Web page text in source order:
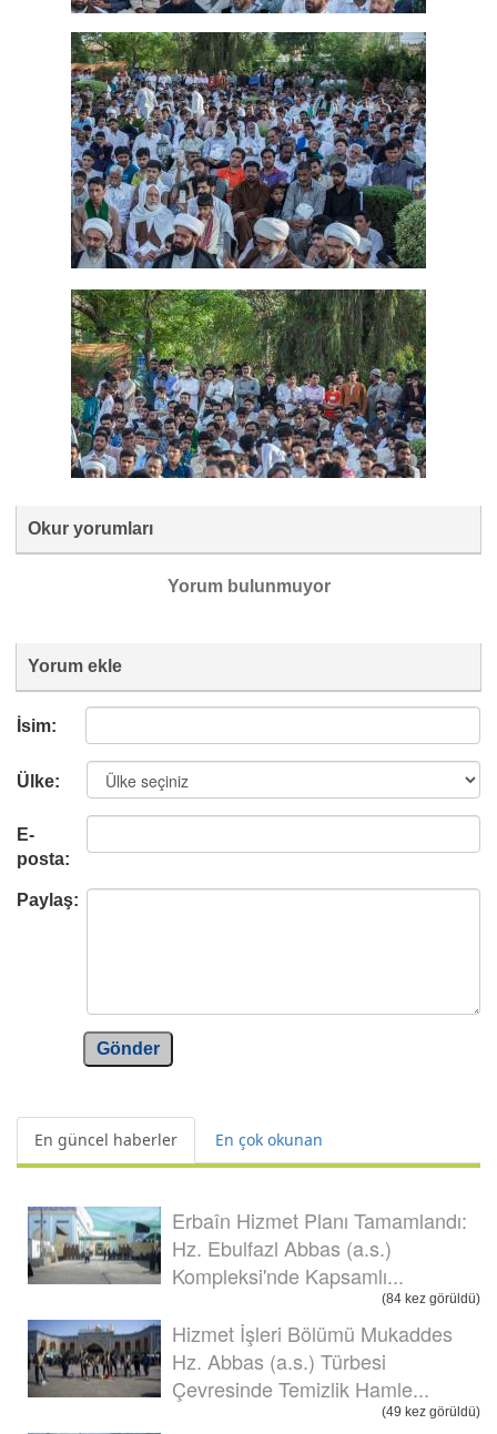
Okur yorumları
Yorum bulunmuyor
Yorum ekle
İsim:
Ülke:
E-
posta:
Paylaş:
Gönder
En güncel haberler En çok okunan
Erbaîn Hizmet Planı Tamamlandı:
Hz. Ebulfazl Abbas (a.s.)
Kompleksi'nde Kapsamlı...
(84 kez görüldü)
Hizmet İşleri Bölümü Mukaddes
Hz. Abbas (a.s.) Türbesi
Çevresinde Temizlik Hamle...
(49 kez görüldü)